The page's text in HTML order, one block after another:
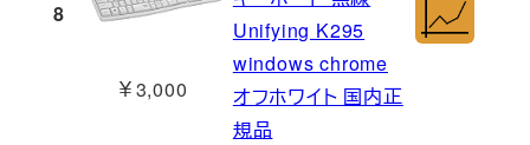
8
￥3,000
Unifying K295
windows chrome
オフホワイト 国内正
規品